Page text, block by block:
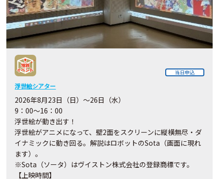
ブランドからのお知らせ
いっしょに創る
イベントレポート
当日申込
浮世絵シアター
2026年8月23日（日）～26日（水）
9：00～16：00
浮世絵が動き出す！
浮世絵がアニメになって、壁2面をスクリーンに縦横無尽・ダ
イナミックに動き回る。解説はロボットのSota（画面に現れ
ます）。
※Sota（ソータ）はヴイストン株式会社の登録商標です。
【上映時間】